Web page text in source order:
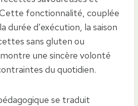
Cette fonctionnalité, couplée
durée d’exécution, la saison
sans gluten ou
une sincère volonté
du quotidien.
se traduit